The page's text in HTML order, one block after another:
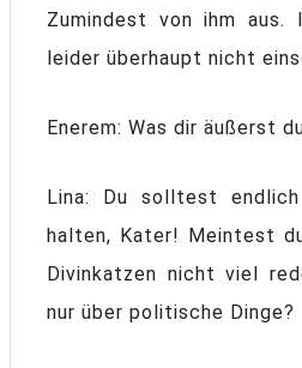
Zumindest von ihm aus.
leider überhaupt nicht
Enerem: Was dir äußerst
Lina: Du solltest
halten, Kater! Meintest
Divinkatzen nicht viel
nur über politische Dinge?